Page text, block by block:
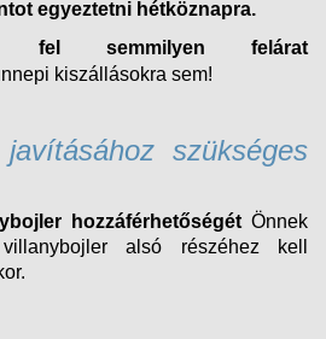
egyeztetni hétköznapra.
fel semmilyen felárat
kiszállásokra sem!
szükséges
hozzáférhetőségétÖnnek
alsó részéhez kell